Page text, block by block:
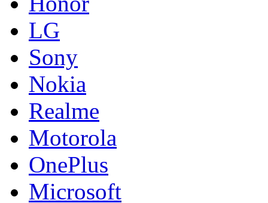
LG
Sony
Nokia
Realme
Motorola
OnePlus
Microsoft